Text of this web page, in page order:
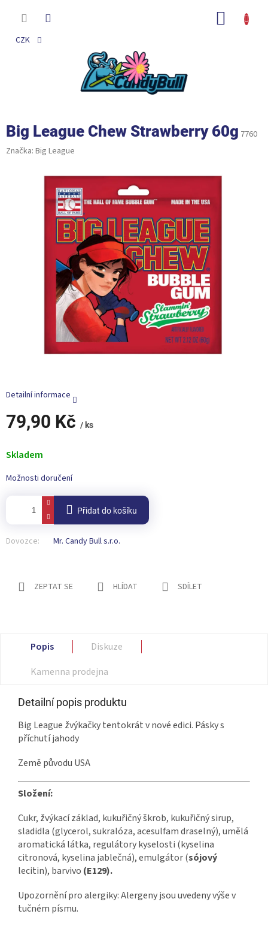
CZK
Big League Chew Strawberry 60g 7760
Značka: Big League
79,90 Kč / ks
cena:
Skladem
Možnosti doručení
Přidat do košíku
Dovozce: Mr. Candy Bull s.r.o.
Detailní informace
ZEPTAT SE HLÍDAT SDÍLET
Popis
Diskuze
Kamenna prodejna
Detailní popis produktu
Big League žvýkačky tentokrát v nové edici. Pásky s
příchutí jahody
Země původu USA
Složení:
Cukr, žvýkací základ, kukuřičný škrob, kukuřičný sirup,
sladidla (glycerol, sukralóza, acesulfam draselný), umělá
aromatická látka, regulátory kyselosti (kyselina
citronová, kyselina jablečná), emulgátor (sójový
lecitin), barvivo (E129).
Upozornění pro alergiky: Alergeny jsou uvedeny výše v
tučném písmu.